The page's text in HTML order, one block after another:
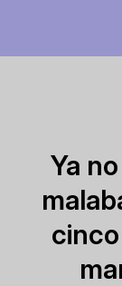
Ya